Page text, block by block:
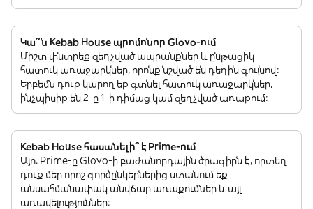
Կա՞ն Kebab House պրոմոնոր Glovo-ում
Միշտ փնտրեք զեղչված ապրանքներ և ընթացիկ
հատուկ առաջարկներ, որոնք նշված են դեղին գույնով:
Երբեմն դուք կարող եք գտնել հատուկ առաջարկներ,
ինչպիսիք են 2-ը 1-ի դիմաց կամ զեղչված առաքում:
Kebab House հասանելի՞ է Prime-ում
Այո. Prime-ը Glovo-ի բաժանորդային ծրագիրն է, որտեղ
դուք մեր որոշ գործընկերներից ստանում եք
անսահմանափակ անվճար առաքումներ և այլ
առավելություններ: